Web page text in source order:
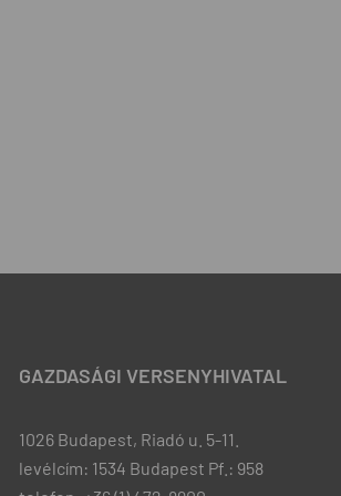
GAZDASÁGI VERSENYHIVATAL
1026 Budapest, Riadó u. 5-11.
levélcím: 1534 Budapest Pf.: 958